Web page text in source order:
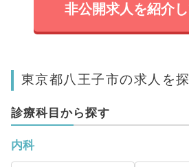
非公開求人を紹介
東京都八王子市の求人を
診療科目から探す
内科